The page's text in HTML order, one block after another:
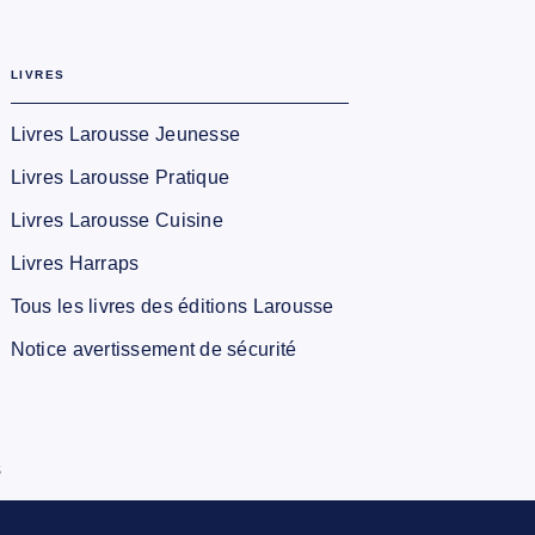
LIVRES
Livres Larousse Jeunesse
Livres Larousse Pratique
Livres Larousse Cuisine
Livres Harraps
Tous les livres des éditions Larousse
Notice avertissement de sécurité